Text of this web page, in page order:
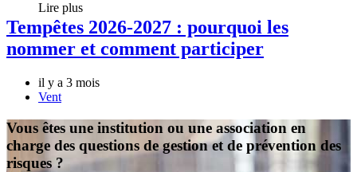
Lire plus
Tempêtes 2026-2027 : pourquoi les
nommer et comment participer
il y a 3 mois
Vent
Vous êtes une institution ou une association en
charge des questions de gestion et de prévention des
risques ?